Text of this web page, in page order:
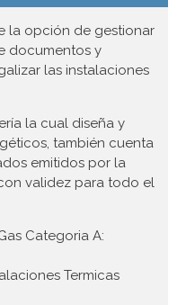
la opción de gestionar
documentos y
las instalaciones
la cual diseña y
también cuenta
emitidos por la
con validez para todo el
Categoria A:
Termicas